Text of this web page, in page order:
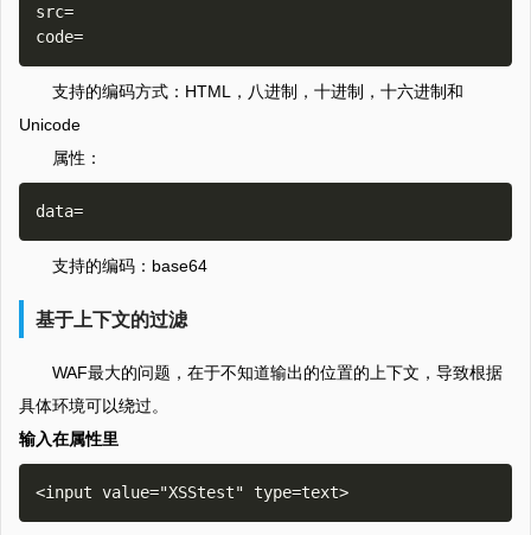
src=
支持的编码方式：HTML，八进制，十进制，十六进制和
Unicode
属性：
支持的编码：base64
基于上下文的过滤
WAF最大的问题，在于不知道输出的位置的上下文，导致根据
具体环境可以绕过。
输入在属性里